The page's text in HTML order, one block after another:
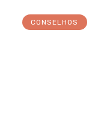
CONSELHOS